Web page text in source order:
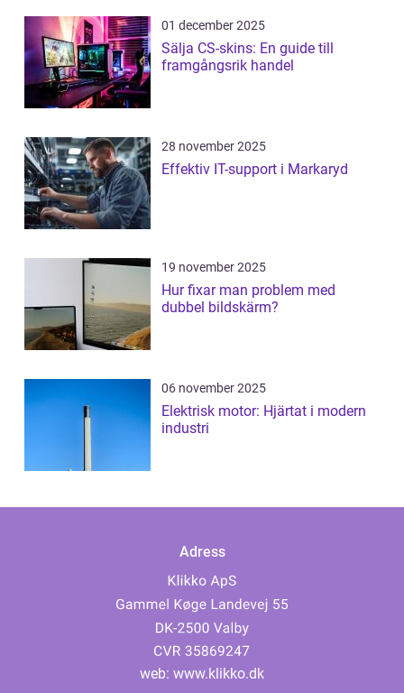
01 december 2025
Sälja CS-skins: En guide till
framgångsrik handel
28 november 2025
Effektiv IT-support i Markaryd
19 november 2025
Hur fixar man problem med
dubbel bildskärm?
06 november 2025
Elektrisk motor: Hjärtat i modern
industri
Adress
web: www.klikko.dk